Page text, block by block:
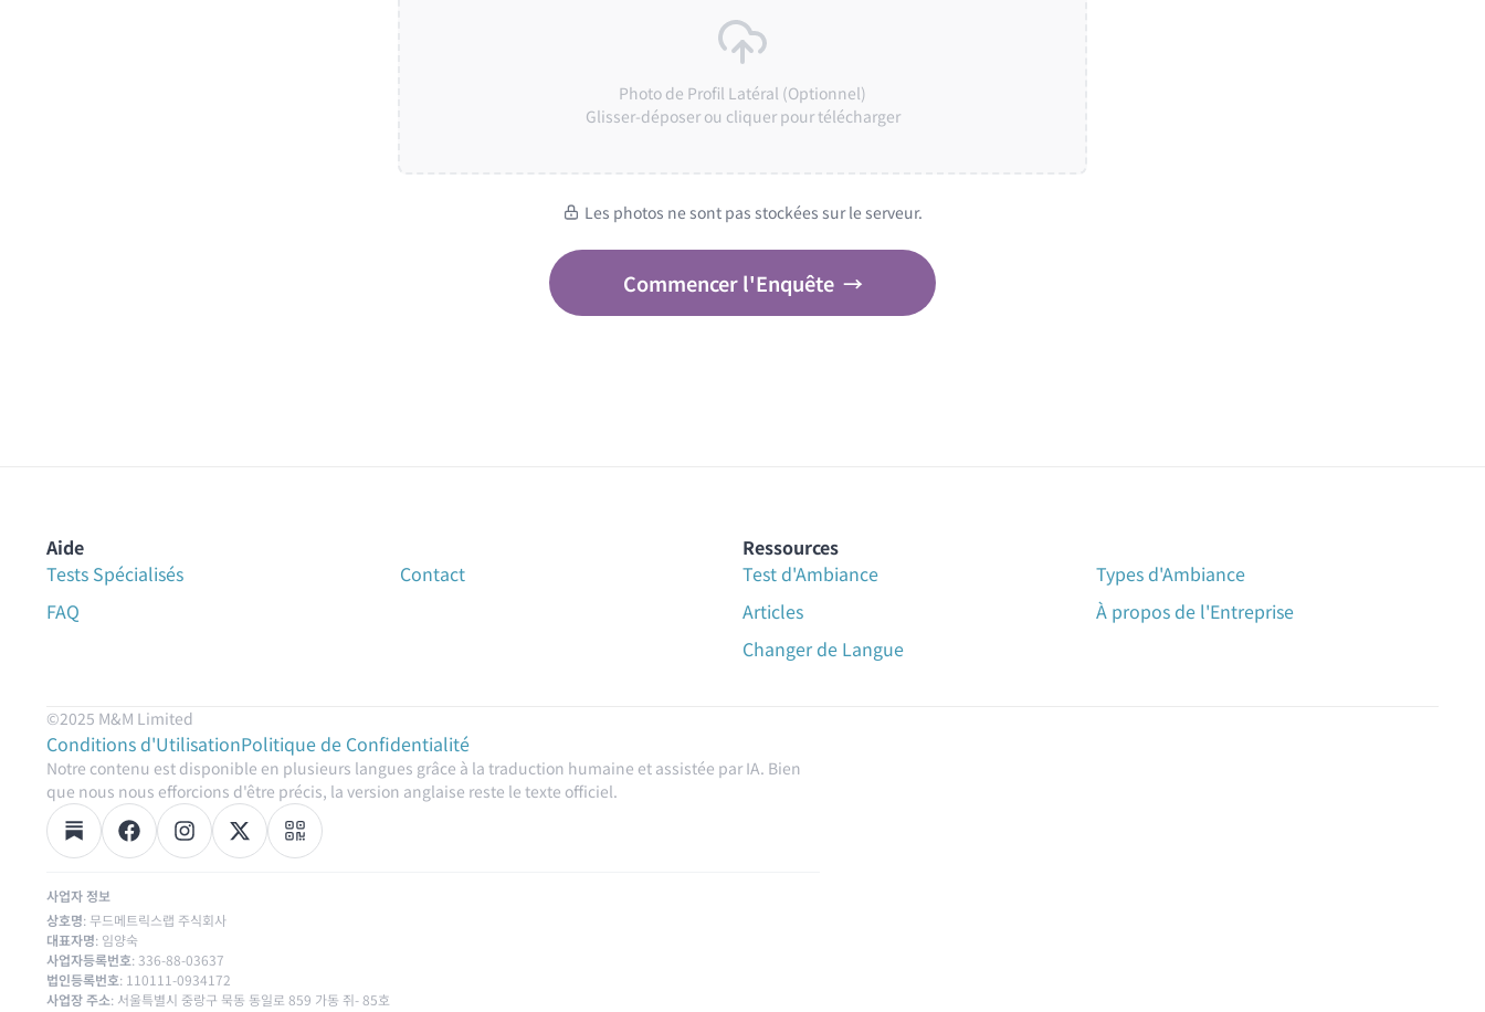
Photo de Profil Latéral (Optionnel)
Glisser-déposer ou cliquer pour télécharger
Les photos ne sont pas stockées sur le serveur.
Commencer l'Enquête →
Aide
Tests Spécialisés
Contact
FAQ
Ressources
Test d'Ambiance
Types d'Ambiance
Articles
À propos de l'Entreprise
Changer de Langue
©2025 M&M Limited
Conditions d'UtilisationPolitique de Confidentialité
Notre contenu est disponible en plusieurs langues grâce à la traduction humaine et assistée par IA. Bien
que nous nous efforcions d'être précis, la version anglaise reste le texte officiel.
사업자 정보
상호명: 무드메트릭스랩 주식회사
대표자명: 임양숙
사업자등록번호: 336-88-03637
법인등록번호: 110111-0934172
사업장 주소: 서울특별시 중랑구 묵동 동일로 859 가동 쥐- 85호